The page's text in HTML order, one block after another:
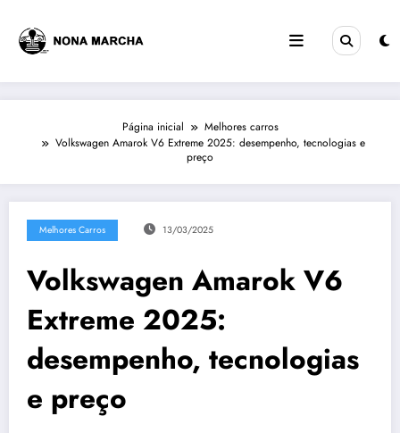
conteúdo
Página inicial
Melhores carros
Volkswagen Amarok V6 Extreme 2025: desempenho, tecnologias e
preço
Melhores Carros 13/03/2025
Volkswagen Amarok V6
Extreme 2025:
desempenho, tecnologias
e preço